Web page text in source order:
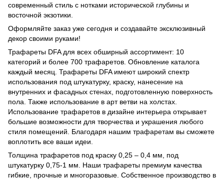
современный стиль с нотками исторической глубины и
восточной экзотики.
Оформляйте заказ уже сегодня и создавайте эксклюзивный
декор своими руками!
Трафареты DFA для всех обширный ассортимент: 10
категорий и более 700 трафаретов. Обновление каталога
каждый месяц. Трафареты DFA имеют широкий спектр
использования под штукатурку, краску, нанесение на
внутренних и фасадных стенах, подготовленную поверхность
пола. Также использование в арт ветви на холстах.
Использование трафаретов в дизайне интерьера открывает
большие возможности для творчества и украшения любого
стиля помещений. Благодаря нашим трафаретам вы сможете
воплотить все ваши идеи.
Толщина трафаретов под краску 0,25 – 0,4 мм, под
штукатурку 0,75-1 мм. Наши трафареты премиум качества
гибкие, прочные и многоразовые. Собственное производство в